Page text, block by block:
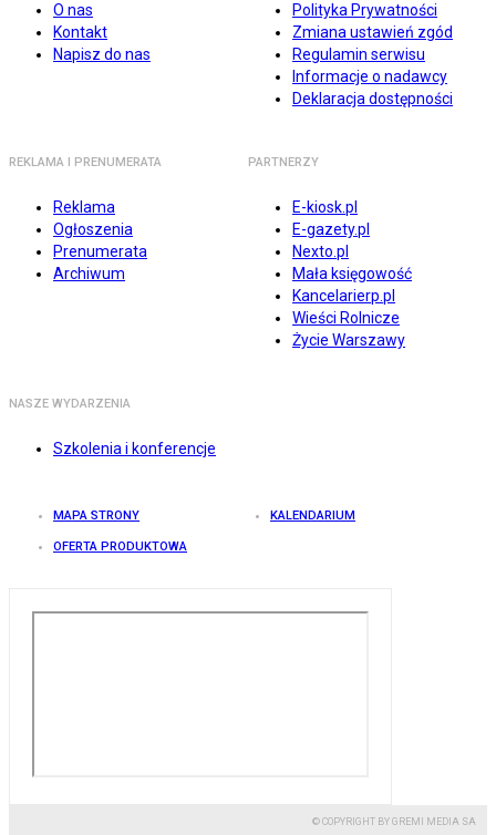
O nas
Kontakt
Napisz do nas
Polityka Prywatności
Zmiana ustawień zgód
Regulamin serwisu
Informacje o nadawcy
Deklaracja dostępności
REKLAMA I PRENUMERATA
Reklama
Ogłoszenia
Prenumerata
Archiwum
PARTNERZY
E-kiosk.pl
E-gazety.pl
Nexto.pl
Mała księgowość
Kancelarierp.pl
Wieści Rolnicze
Życie Warszawy
NASZE WYDARZENIA
Szkolenia i konferencje
MAPA STRONY KALENDARIUM
OFERTA PRODUKTOWA
© COPYRIGHT BY GREMI MEDIA SA